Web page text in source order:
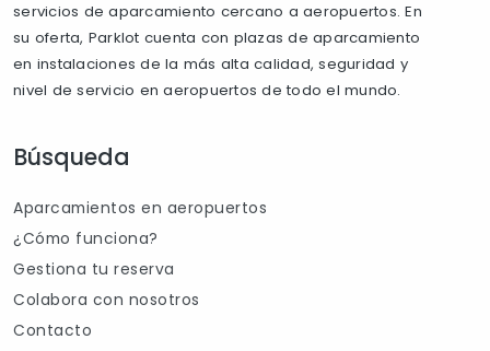
servicios de aparcamiento cercano a aeropuertos. En
su oferta, Parklot cuenta con plazas de aparcamiento
en instalaciones de la más alta calidad, seguridad y
nivel de servicio en aeropuertos de todo el mundo.
Búsqueda
Aparcamientos en aeropuertos
¿Cómo funciona?
Gestiona tu reserva
Colabora con nosotros
Contacto